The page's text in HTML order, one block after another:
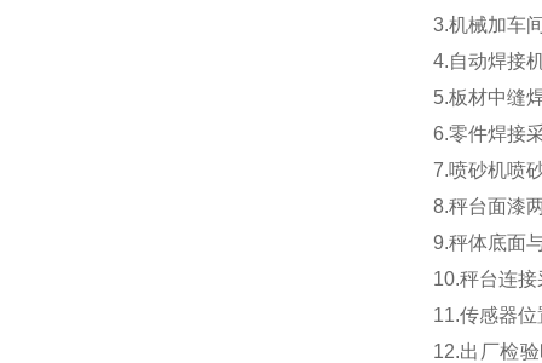
3.机械加车
4.自动焊接
5.板材中缝
6.零件焊接
7.喷砂机喷
8.秤台面漆
9.秤体底面
10.秤台连接
11.传感器位
12.出厂检